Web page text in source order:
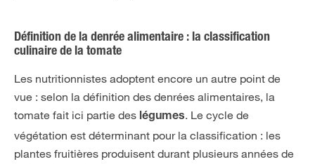
Définition de la denrée alimentaire : la classification
culinaire de la tomate
Les nutritionnistes adoptent encore un autre point de
vue : selon la définition des denrées alimentaires, la
tomate fait ici partie des légumes. Le cycle de
végétation est déterminant pour la classification : les
plantes fruitières produisent durant plusieurs années de